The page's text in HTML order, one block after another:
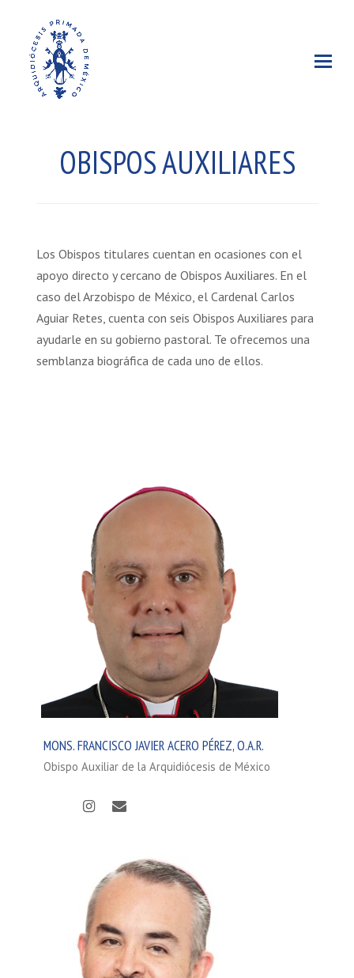
OBISPOS AUXILIARES
Los Obispos titulares cuentan en ocasiones con el
apoyo directo y cercano de Obispos Auxiliares. En el
caso del Arzobispo de México, el Cardenal Carlos
Aguiar Retes, cuenta con seis Obispos Auxiliares para
ayudarle en su gobierno pastoral. Te ofrecemos una
semblanza biográfica de cada uno de ellos.
MONS. FRANCISCO JAVIER ACERO PÉREZ, O.A.R.
Obispo Auxiliar de la Arquidiócesis de México
TwitterInstagram
Correo